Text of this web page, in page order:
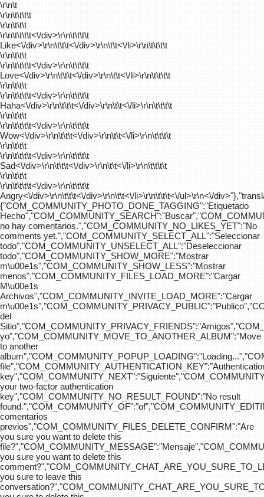
\r\n\t
\r\n\t\t\t\t
\r\n\t\t\t
\r\n\t\t\t\t<\/div>\r\n\t\t\t\t
Like<\/div>\r\n\t\t\t<\/div>\r\n\t\t<\/li>\r\n\t\t\t\t
\r\n\t\t\t
\r\n\t\t\t\t<\/div>\r\n\t\t\t\t
Love<\/div>\r\n\t\t\t<\/div>\r\n\t\t<\/li>\r\n\t\t\t\t
\r\n\t\t\t
\r\n\t\t\t\t<\/div>\r\n\t\t\t\t
Haha<\/div>\r\n\t\t\t<\/div>\r\n\t\t<\/li>\r\n\t\t\t\t
\r\n\t\t\t
\r\n\t\t\t\t<\/div>\r\n\t\t\t\t
Wow<\/div>\r\n\t\t\t<\/div>\r\n\t\t<\/li>\r\n\t\t\t\t
\r\n\t\t\t
\r\n\t\t\t\t<\/div>\r\n\t\t\t\t
Sad<\/div>\r\n\t\t\t<\/div>\r\n\t\t<\/li>\r\n\t\t\t\t
\r\n\t\t\t
\r\n\t\t\t\t<\/div>\r\n\t\t\t\t
Angry<\/div>\r\n\t\t\t<\/div>\r\n\t\t<\/li>\r\n\t\t\t<\/ul>\r\n<\/
{"COM_COMMUNITY_PHOTO_DONE_TAGGING":"Etiquetado
no hay comentarios.","COM_COMMUNITY_NO_LIKES_YET":"No
comments yet.","COM_COMMUNITY_SELECT_ALL":"Seleccionar
todo","COM_COMMUNITY_UNSELECT_ALL":"Deseleccionar
todo","COM_COMMUNITY_SHOW_MORE":"Mostrar
m\u00e1s","COM_COMMUNITY_SHOW_LESS":"Mostrar
menos","COM_COMMUNITY_FILES_LOAD_MORE":"Cargar
M\u00e1s
Archivos","COM_COMMUNITY_INVITE_LOAD_MORE":"Cargar
del
yo","COM_COMMUNITY_MOVE_TO_ANOTHER_ALBUM":"Move
to another
your two-factor authentication
key","COM_COMMUNITY_NO_RESULT_FOUND":"No result
comentarios
previos","COM_COMMUNITY_FILES_DELETE_CONFIRM":"Are
you sure you want to delete this
you sure you want to delete this
you sure to leave this